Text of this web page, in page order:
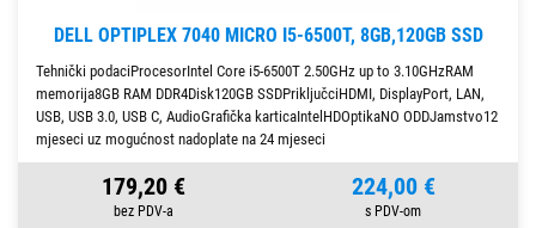
DELL OPTIPLEX 7040 MICRO I5-6500T, 8GB,120GB SSD
Tehnički podaciProcesorIntel Core i5-6500T 2.50GHz up to 3.10GHzRAM
memorija8GB RAM DDR4Disk120GB SSDPriključciHDMI, DisplayPort, LAN,
USB, USB 3.0, USB C, AudioGrafička karticaIntelHDOptikaNO ODDJamstvo12
mjeseci uz mogućnost nadoplate na 24 mjeseci
179,20 € 224,00 €